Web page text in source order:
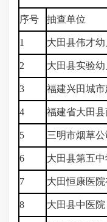
序号 抽查单位
1 大田县伟才
2 大田县实验
3 福建兴田城
4 福建省大田
5 三明市烟草
6 大田县第五中
7 大田恒康医院
8 大田县中医院